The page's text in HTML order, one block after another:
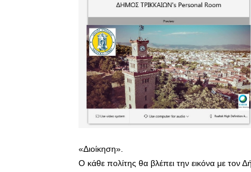
«Διοίκηση».
Ο κάθε πολίτης θα βλέπει την εικόνα με τον